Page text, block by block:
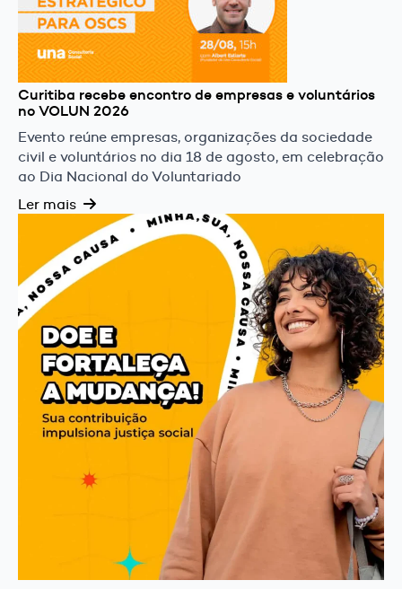
Curitiba recebe encontro de empresas e voluntários
no VOLUN 2026
Evento reúne empresas, organizações da sociedade
civil e voluntários no dia 18 de agosto, em celebração
ao Dia Nacional do Voluntariado
Ler mais